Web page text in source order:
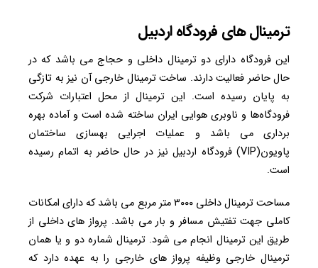
ترمینال های فرودگاه اردبیل
این فرودگاه دارای دو ترمینال داخلی و حجاج می باشد که در
حال حاضر فعالیت دارند. ساخت ترمینال خارجی آن نیز به تازگی
به پایان رسیده است. این ترمینال از محل اعتبارات شرکت
فرودگاه‌ها و ناوبری هوایی ایران ساخته شده است و آماده بهره
برداری می باشد و عملیات اجرایی بهسازی ساختمان
پاویون(VIP) فرودگاه اردبیل نیز در حال حاضر به اتمام رسیده
است.
مساحت ترمینال داخلی ۳۰۰۰ متر مربع می باشد که دارای امکانات
کاملی جهت تفتیش مسافر و بار می باشد. پرواز های داخلی از
طریق این ترمینال انجام می شود. ترمینال شماره دو و یا همان
ترمینال خارجی وظیفه پرواز های خارجی را به عهده دارد که